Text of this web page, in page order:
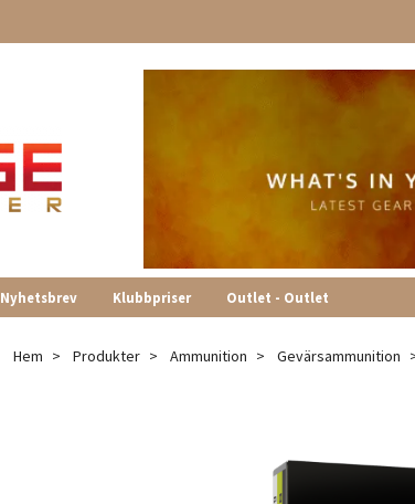
Nyhetsbrev Klubbpriser Outlet - Outlet
Hem Produkter Ammunition Gevärsammunition